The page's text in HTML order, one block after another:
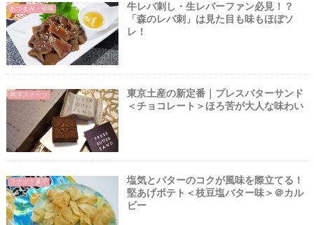
おつまみ・珍味
牛レバ刺し・生レバーファン必見！？
「森のレバ刺」は見た目も味もほぼソ
レ！
和洋スイーツ
東京土産の新定番｜プレスバターサンド
＜チョコレート＞ほろ苦が大人な味わい
スナック菓子
塩気とバターのコクが風味を際立てる！
堅あげポテト＜枝豆塩バター味＞＠カル
ビー